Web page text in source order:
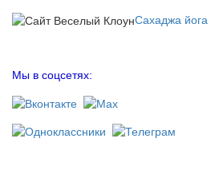
Сахаджа йога
Мы в соцсетях: